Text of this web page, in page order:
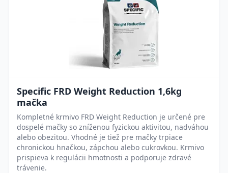
Specific FRD Weight Reduction 1,6kg
mačka
Kompletné krmivo FRD Weight Reduction je určené pre
dospelé mačky so zníženou fyzickou aktivitou, nadváhou
alebo obezitou. Vhodné je tiež pre mačky trpiace
chronickou hnačkou, zápchou alebo cukrovkou. Krmivo
prispieva k regulácii hmotnosti a podporuje zdravé
trávenie.